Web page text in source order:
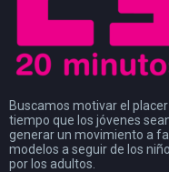
Buscamos motivar el
tiempo que los jóvenes
generar un movimiento a
modelos a seguir de los
por los adultos.